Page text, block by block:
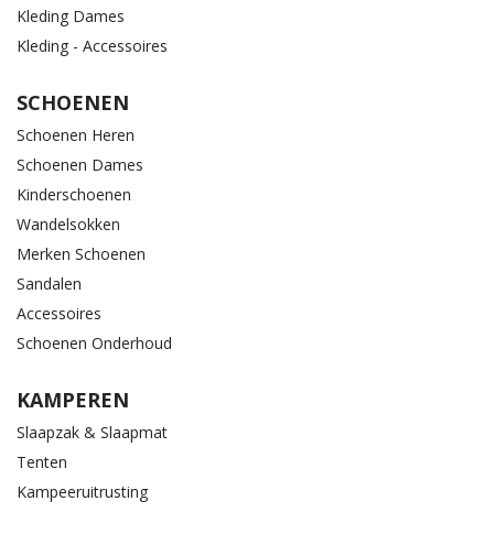
Kleding Dames
Kleding - Accessoires
SCHOENEN
Schoenen Heren
Schoenen Dames
Kinderschoenen
Wandelsokken
Merken Schoenen
Sandalen
Accessoires
Schoenen Onderhoud
KAMPEREN
Slaapzak & Slaapmat
Tenten
Kampeeruitrusting